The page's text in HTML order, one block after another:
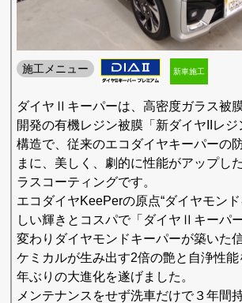
施工メニュー 新車施工
ダイヤⅡキーパーは、高密度ガラス被
開発の有機レジン被膜「新ダイヤIIレ
構造で、従来のエコダイヤキーパーの
まに、美しく、劇的に性能がアップし
ラスコーティングです。
エコダイヤKeePerの原点“ダイヤモン
しい輝きとコスパで「ダイヤⅡキーパ
変わりダイヤモンドキーパーが築いた
ケミカルが生み出す2倍の艶と自浄性
年ぶりの大進化を遂げました。
メンテナンスをせず洗車だけで３年間